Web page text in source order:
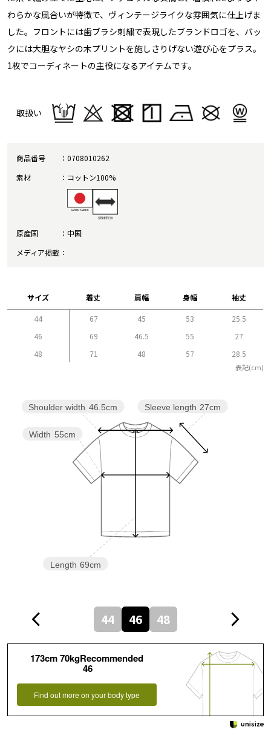
わらかな風合いが特徴で、ヴィンテージライクな雰囲気に仕上げま
した。フロントには歯ブラシ刺繍で表現したブランドロゴを、バッ
クには大胆なヤシの木プリントを施しさりげない遊び心をプラス。
1枚でコーディネートの主役になるアイテムです。
取扱い
商品番号
0708010262
素材
コットン100%
原産国
中国
メディア掲載
サイズ 着丈 肩幅 身幅 袖丈
44 67 45 53
25.5
46
69 46.5 55
27
48
71 48 57 28.5
表記(cm)
Sleeve length 27cm
Length 69cm
Width 55cm
Shoulder width 46.5cm
44 46 48
173cm 70kgRecommended
46
Find out more on your body type